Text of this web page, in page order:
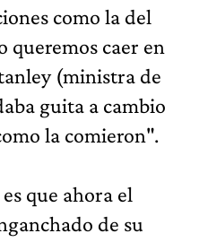
como la del
queremos caer en
(ministra de
guita a cambio
la comieron".
que ahora el
de su